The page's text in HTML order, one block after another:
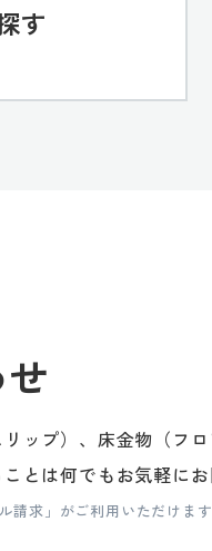
す
ップ）、床金物（フロ
とは何でもお気軽にお
求」がご利用いただけます